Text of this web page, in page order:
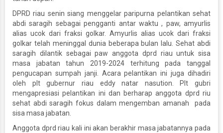
DPRD riau senin siang menggelar paripurna pelantikan sehat
abdi saragih sebagai pengganti antar waktu , paw, amyurlis
alias ucok dari fraksi golkar. Amyurlis alias ucok dari fraksi
golkar telah meninggal dunia beberapa bulan lalu. Sehat abdi
saragih dilantik sebagai paw anggota dprd riau untuk sisa
masa jabatan tahun 2019-2024 terhitung pada tanggal
pengucapan sumpah janji. Acara pelantikan ini juga dihadiri
oleh plt gubernur riau eddy natar nasution. Plt gubri
mengapresiasi pelantikan ini dan berharap anggota dprd riu
sehat abdi saragih fokus dalam mengemban amanah pada
sisa masa jabatan.
Anggota dprd riau kali ini akan berakhir masa jabatannya pada